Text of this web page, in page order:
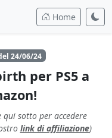
Home
24/06/24
per PS5 a
qui sotto per accedere
link di affiliazione)